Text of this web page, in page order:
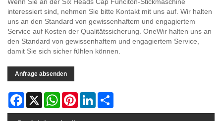
interessiert sind, nehmen Sie bitte Kontakt mit uns auf. Wir halten
uns an den Standard von gewissenhaftem und engagiertem
Service auf Kosten der Qualitätssicherung. OneWir halten uns an
den Standard von gewissenhaftem und engagiertem Service,
damit Sie sich sicher fühlen können.
Anfrage absenden
Facebook
X WhatsAppPinterestLinkedIn